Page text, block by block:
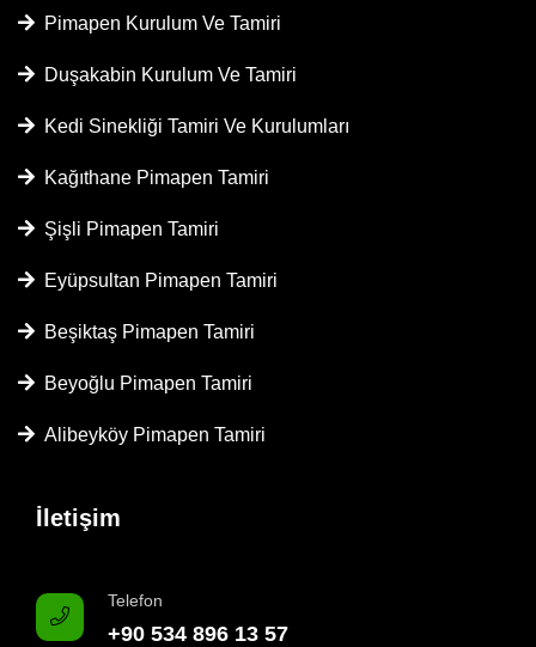
Pimapen Kurulum Ve Tamiri
Duşakabin Kurulum Ve Tamiri
Kedi Sinekliği Tamiri Ve Kurulumları
Kağıthane Pimapen Tamiri
Şişli Pimapen Tamiri
Eyüpsultan Pimapen Tamiri
Beşiktaş Pimapen Tamiri
Beyoğlu Pimapen Tamiri
Alibeyköy Pimapen Tamiri
İletişim
Telefon
+90 534 896 13 57